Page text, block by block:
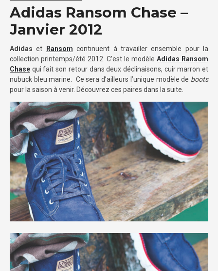
Adidas Ransom Chase –
Janvier 2012
Adidas et Ransom continuent à travailler ensemble pour la
collection printemps/été 2012. C’est le modèle Adidas Ransom
Chase qui fait son retour dans deux déclinaisons, cuir marron et
nubuck bleu marine. Ce sera d’ailleurs l’unique modèle de boots
pour la saison à venir. Découvrez ces paires dans la suite.